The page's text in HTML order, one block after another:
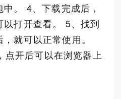
。 4、下载完成后，
打开查看。 5、找到
就可以正常使用。
开后可以在浏览器上